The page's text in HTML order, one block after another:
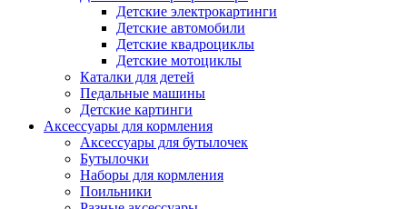
Детские электрокартинги
Детские автомобили
Детские квадроциклы
Детские мотоциклы
Каталки для детей
Педальные машины
Детские картинги
Аксессуары для кормления
Аксессуары для бутылочек
Бутылочки
Наборы для кормления
Поильники